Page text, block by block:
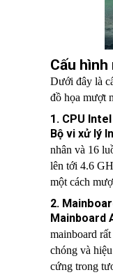
Cấu
Dưới đây là
đồ họa mượt
1. CPU
Bộ vi xử lý
nhân và 16
lên tới 4.6
một cách
2.
Mainboard
mainboard
chóng và
cứng trong